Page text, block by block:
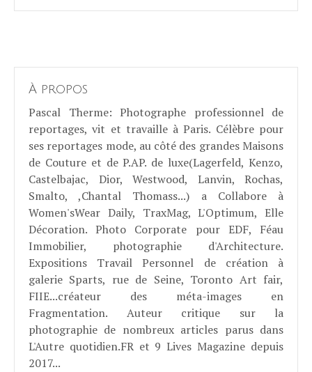
À propos
Pascal Therme: Photographe professionnel de
reportages, vit et travaille à Paris. Célèbre pour
ses reportages mode, au côté des grandes Maisons
de Couture et de P.AP. de luxe(Lagerfeld, Kenzo,
Castelbajac, Dior, Westwood, Lanvin, Rochas,
Smalto, ,Chantal Thomass...) a Collabore à
Women'sWear Daily, TraxMag, L'Optimum, Elle
Décoration. Photo Corporate pour EDF, Féau
Immobilier, photographie d'Architecture.
Expositions Travail Personnel de création à
galerie Sparts, rue de Seine, Toronto Art fair,
FIIE...créateur des méta-images en
Fragmentation. Auteur critique sur la
photographie de nombreux articles parus dans
L'Autre quotidien.FR et 9 Lives Magazine depuis
2017...